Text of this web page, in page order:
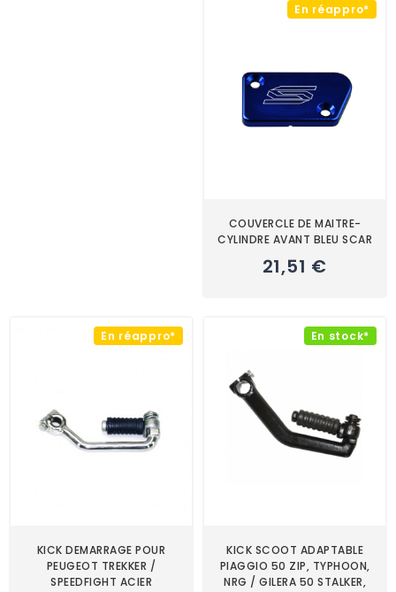
En réappro*
COUVERCLE DE MAITRE-
CYLINDRE AVANT BLEU SCAR
21,51 €
En réappro*
KICK DEMARRAGE POUR
PEUGEOT TREKKER /
SPEEDFIGHT ACIER
En stock*
KICK SCOOT ADAPTABLE
PIAGGIO 50 ZIP, TYPHOON,
NRG / GILERA 50 STALKER,